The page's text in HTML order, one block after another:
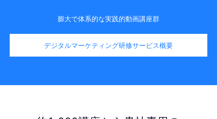
膨大で体系的な実践的動画講座群
デジタルマーケティング研修サービス概要